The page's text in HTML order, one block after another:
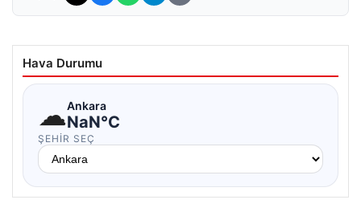
Hava Durumu
☁Ankara
NaN°C
ŞEHIR SEÇ